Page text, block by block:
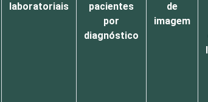
laboratoriais
pacientes
por
diagnóstico
de
imagem